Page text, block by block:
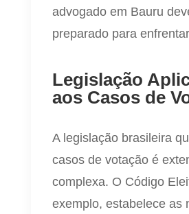
advogado em Bauru
preparado para
Legislação
aos Casos de
A legislação brasileira
casos de votação é
complexa. O Código
exemplo, estabelece as